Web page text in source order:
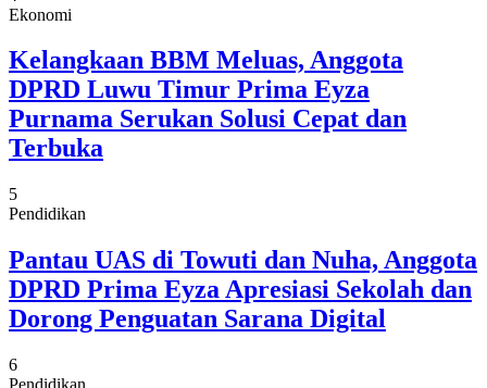
Ekonomi
Kelangkaan BBM Meluas, Anggota
DPRD Luwu Timur Prima Eyza
Purnama Serukan Solusi Cepat dan
Terbuka
5
Pendidikan
Pantau UAS di Towuti dan Nuha, Anggota
DPRD Prima Eyza Apresiasi Sekolah dan
Dorong Penguatan Sarana Digital
6